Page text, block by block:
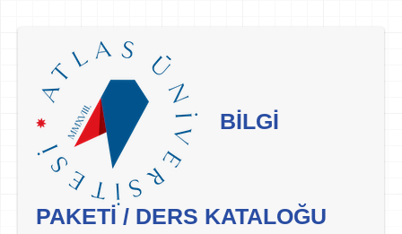
BİLGİ
PAKETİ / DERS KATALOĞU